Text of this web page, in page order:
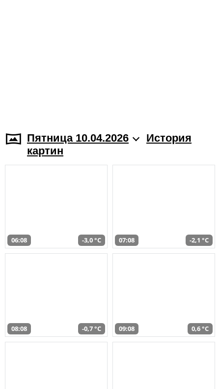
Пятница 10.04.2026
История
картин
06:08 -3,0 °C 07:08 -2,1 °C
08:08 -0,7 °C 09:08 0,6 °C